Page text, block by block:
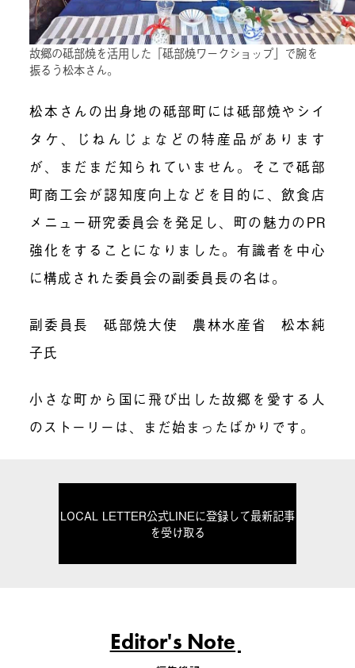
故郷の砥部焼を活用した「砥部焼ワークショップ」で腕を
振るう松本さん。
松本さんの出身地の砥部町には砥部焼やシイ
タケ、じねんじょなどの特産品があります
が、まだまだ知られていません。そこで砥部
町商工会が認知度向上などを目的に、飲食店
メニュー研究委員会を発足し、町の魅力のPR
強化をすることになりました。有識者を中心
に構成された委員会の副委員長の名は。
副委員長 砥部焼大使 農林水産省 松本純
子氏
小さな町から国に飛び出した故郷を愛する人
のストーリーは、まだ始まったばかりです。
LOCAL LETTER公式LINEに登録して最新記事
を受け取る
Editor's Note